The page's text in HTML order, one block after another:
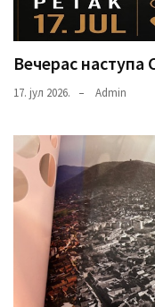
Вечерас
17. јул 2026. Admin